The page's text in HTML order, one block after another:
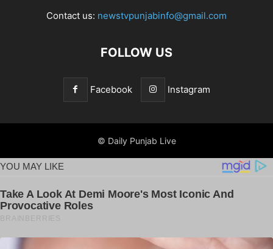
Contact us: newstvpunjabinfo@gmail.com
FOLLOW US
Facebook Instagram
© Daily Punjab Live